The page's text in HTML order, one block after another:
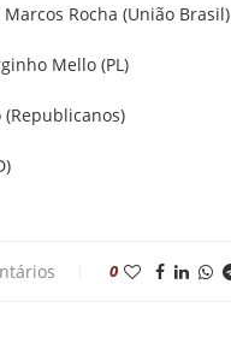
Rocha (União Brasil)
Mello (PL)
(Republicanos)
0